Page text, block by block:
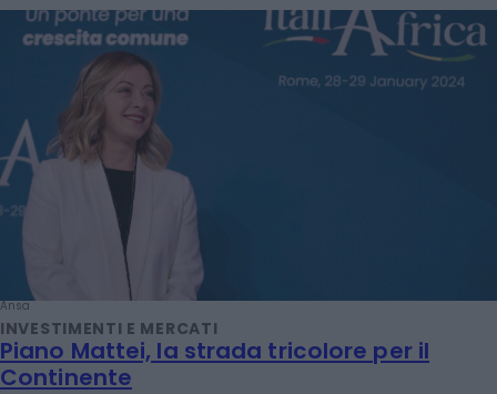
Ansa
INVESTIMENTI E MERCATI
Piano Mattei, la strada tricolore per il
Continente